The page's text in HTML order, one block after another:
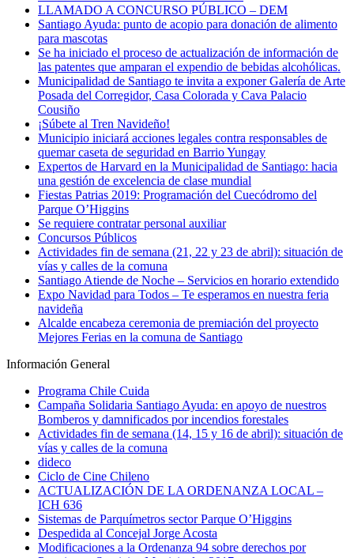
LLAMADO A CONCURSO PÚBLICO – DEM
Santiago Ayuda: punto de acopio para donación de alimento
para mascotas
Se ha iniciado el proceso de actualización de información de
las patentes que amparan el expendio de bebidas alcohólicas.
Municipalidad de Santiago te invita a exponer Galería de Arte
Posada del Corregidor, Casa Colorada y Cava Palacio
Cousiño
¡Súbete al Tren Navideño!
Municipio iniciará acciones legales contra responsables de
quemar caseta de seguridad en Barrio Yungay
Expertos de Harvard en la Municipalidad de Santiago: hacia
una gestión de excelencia de clase mundial
Fiestas Patrias 2019: Programación del Cuecódromo del
Parque O’Higgins
Se requiere contratar personal auxiliar
Concursos Públicos
Actividades fin de semana (21, 22 y 23 de abril): situación de
vías y calles de la comuna
Santiago Atiende de Noche – Servicios en horario extendido
Expo Navidad para Todos – Te esperamos en nuestra feria
navideña
Alcalde encabeza ceremonia de premiación del proyecto
Mejores Ferias en la comuna de Santiago
Información General
Programa Chile Cuida
Campaña Solidaria Santiago Ayuda: en apoyo de nuestros
Bomberos y damnificados por incendios forestales
Actividades fin de semana (14, 15 y 16 de abril): situación de
vías y calles de la comuna
dideco
Ciclo de Cine Chileno
ACTUALIZACIÓN DE LA ORDENANZA LOCAL –
ICH 636
Sistemas de Parquímetros sector Parque O’Higgins
Despedida al Concejal Jorge Acosta
Modificaciones a la Ordenanza 94 sobre derechos por